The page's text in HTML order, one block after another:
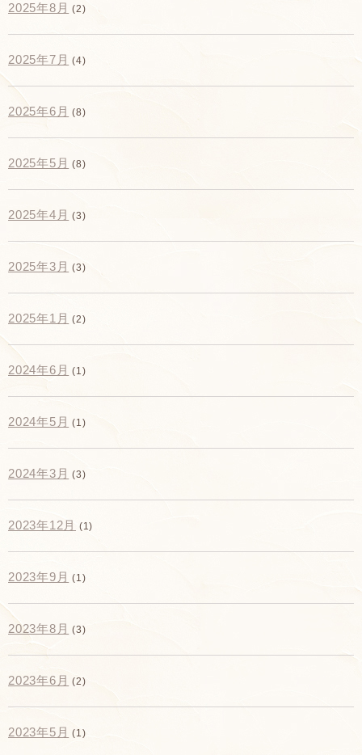
2025年8月 (2)
2025年7月 (4)
2025年6月 (8)
2025年5月 (8)
2025年4月 (3)
2025年3月 (3)
2025年1月 (2)
2024年6月 (1)
2024年5月 (1)
2024年3月 (3)
2023年12月 (1)
2023年9月 (1)
2023年8月 (3)
2023年6月 (2)
2023年5月 (1)